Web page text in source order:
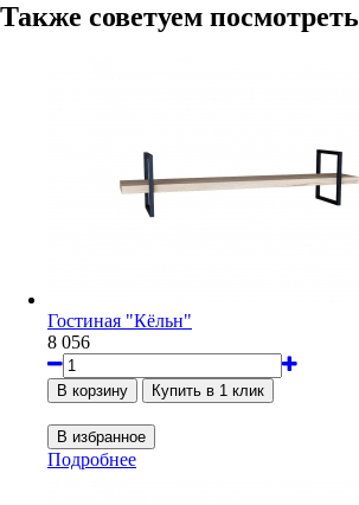
Также советуем посмотреть
Гостиная "Кёльн"
8 056
Подробнее